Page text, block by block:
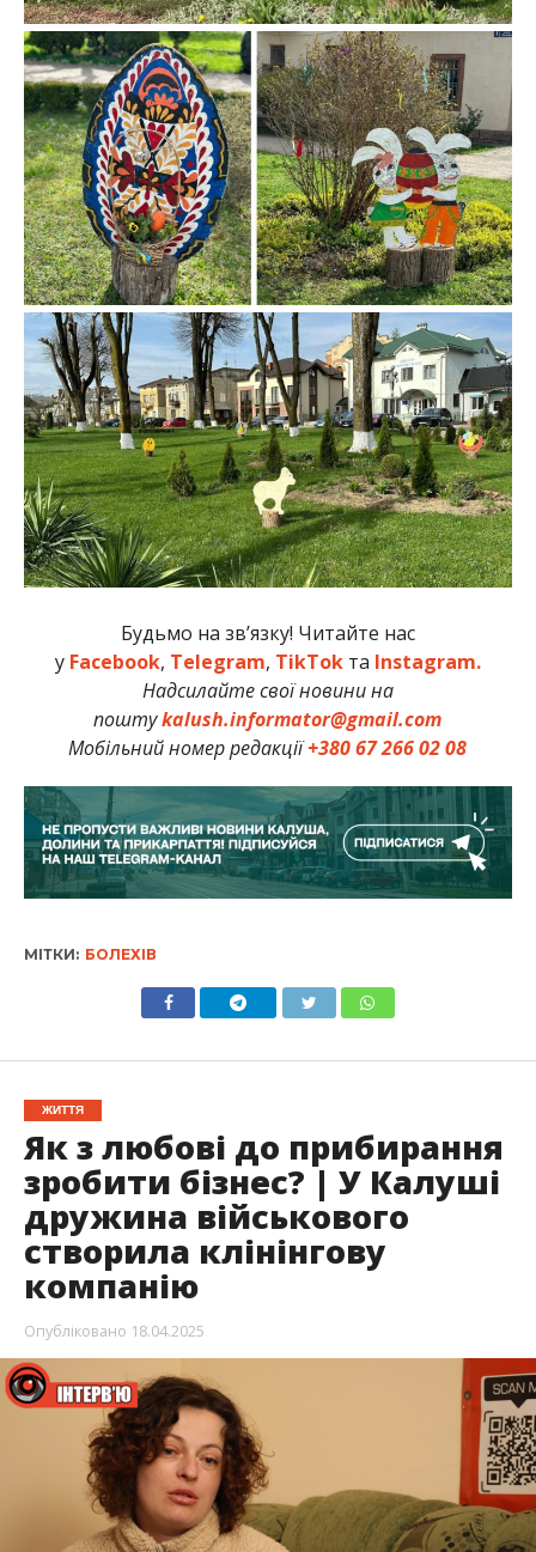
Будьмо на зв’язку! Читайте нас
у Facebook, Telegram, TikTokта Instagram.
Надсилайте свої новини на
поштуkalush.informator@gmail.com
Мобільний номер редакції+380 67 266 02 08
МІТКИ: БОЛЕХІВ
ЖИТТЯ
Як з любові до прибирання
зробити бізнес? | У Калуші
дружина військового
створила клінінгову
компанію
Опубліковано 18.04.2025